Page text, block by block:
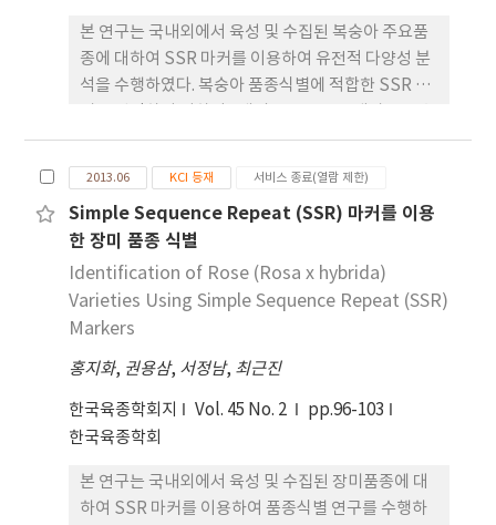
준으로 할 때 종에 따라 3개의 그룹으로 구분되었다.
17개 SSR 마커에 의해 34품종이 모두 식별되었고,
34품종을 식별할 수 있는 3개의 최소마커 조합을 선
호 심사를 위한 유전자 분석 자료로 유용하게 활용될
것으로 사료된다.
본 연구는 국내외에서 육성 및 수집된 복숭아 주요품
종에 대하여 SSR 마커를 이용하여 유전적 다양성 분
석을 수행하였다. 복숭아 품종식별에 적합한 SSR 마
189개의 SSR 마커를 분석하였다. 최종 선발된 20개
의 SSR 마커를 대상으로 72품종을 이용하여 분석하
였을 때, SSR 마커에 의해 분석된 대립유전자의 수는
2～9개였고, 총 71개의 대립유전자가 분석되었으며
마커 당 평균 대립유전자의 수는 3.6개로 조사되었다.
PIC 값은 0.246～0.771의 범위에 속하였으며 평균값
은 0.523으로 나타났다. SSR 마커를 이용하여 분석
된 복숭아 72품종의 품종간 유전적 거리는 0.39～
특성인 솜털의 유무에 따라 천도계 복숭아 그룹과 백
도계 복숭아 그룹으로 나눌 수 있었으며, 72품종 중
68품종은 SSR 마커의 유전자형에 의해 구분되었으
않았다. 본 연구결과는 복숭아 품종의 유전적 다양성
및 품종식별 연구를 위한 자료로 유용하게 활용될 것
2013.06 KCI 등재 서비스 종료(열람 제한)
Simple Sequence Repeat (SSR) 마커를 이용
한 장미 품종 식별
Identification of Rose (Rosa x hybrida)
Varieties Using Simple Sequence Repeat (SSR)
Markers
홍지화, 권용삼, 서정남, 최근진
한국육종학회지 Vol. 45 No. 2
pp.96-103
한국육종학회
본 연구는 국내외에서 육성 및 수집된 장미품종에 대
하여 SSR 마커를 이용하여 품종식별 연구를 수행하